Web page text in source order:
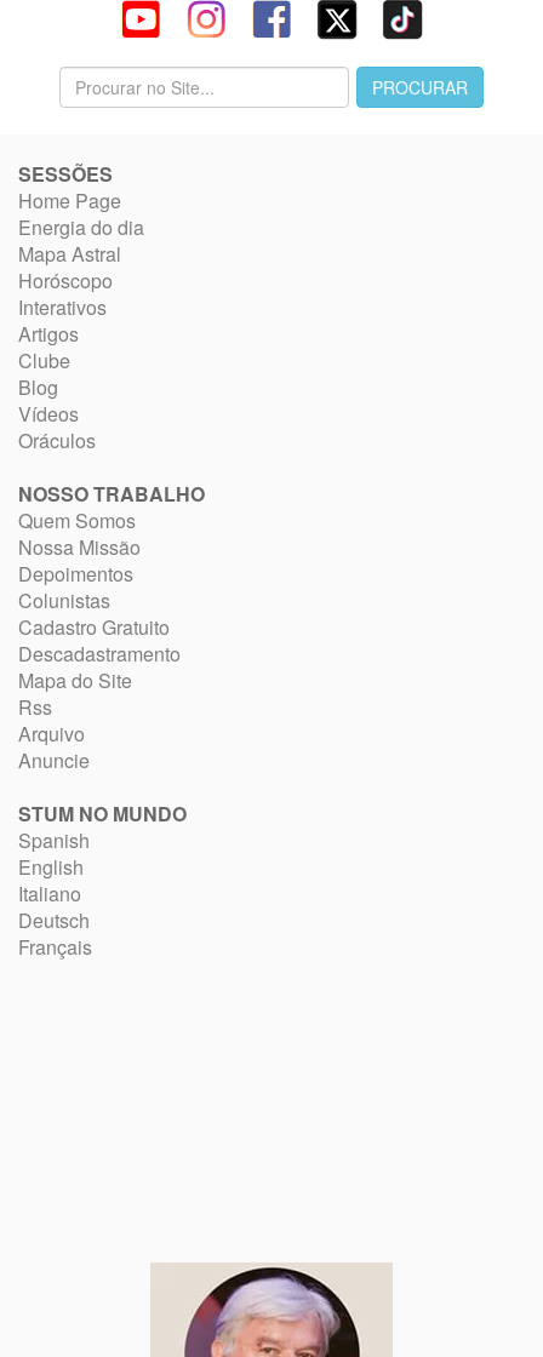
SESSÕES
Home Page
Energia do dia
Mapa Astral
Horóscopo
Interativos
Artigos
Clube
Blog
Vídeos
Oráculos
NOSSO TRABALHO
Quem Somos
Nossa Missão
Depoimentos
Colunistas
Cadastro Gratuito
Descadastramento
Mapa do Site
Rss
Arquivo
Anuncie
STUM NO MUNDO
Spanish
English
Italiano
Deutsch
Français